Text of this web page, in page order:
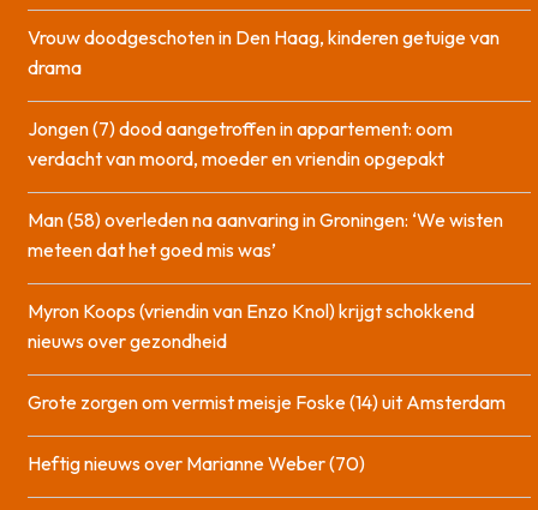
Vrouw doodgeschoten in Den Haag, kinderen getuige van
drama
Jongen (7) dood aangetroffen in appartement: oom
verdacht van moord, moeder en vriendin opgepakt
Man (58) overleden na aanvaring in Groningen: ‘We wisten
meteen dat het goed mis was’
Myron Koops (vriendin van Enzo Knol) krijgt schokkend
nieuws over gezondheid
Grote zorgen om vermist meisje Foske (14) uit Amsterdam
Heftig nieuws over Marianne Weber (70)